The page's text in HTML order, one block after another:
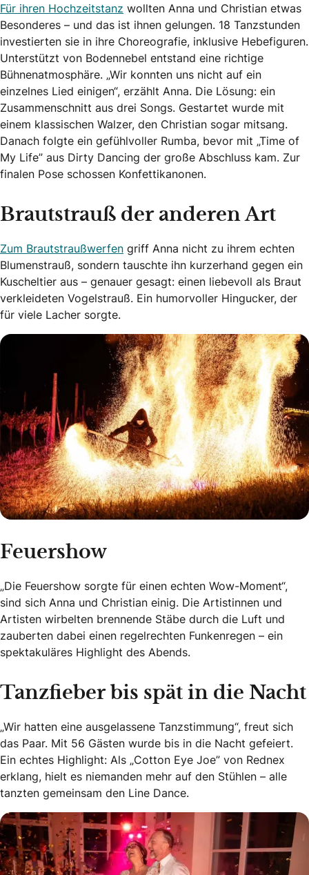
Für ihren Hochzeitstanz wollten Anna und Christian etwas
Besonderes – und das ist ihnen gelungen. 18 Tanzstunden
investierten sie in ihre Choreografie, inklusive Hebefiguren.
Unterstützt von Bodennebel entstand eine richtige
Bühnenatmosphäre. „Wir konnten uns nicht auf ein
einzelnes Lied einigen“, erzählt Anna. Die Lösung: ein
Zusammenschnitt aus drei Songs. Gestartet wurde mit
einem klassischen Walzer, den Christian sogar mitsang.
Danach folgte ein gefühlvoller Rumba, bevor mit „Time of
My Life” aus Dirty Dancing der große Abschluss kam. Zur
finalen Pose schossen Konfettikanonen.
Brautstrauß der anderen Art
Zum Brautstraußwerfen griff Anna nicht zu ihrem echten
Blumenstrauß, sondern tauschte ihn kurzerhand gegen ein
Kuscheltier aus – genauer gesagt: einen liebevoll als Braut
verkleideten Vogelstrauß. Ein humorvoller Hingucker, der
für viele Lacher sorgte.
Feuershow
„Die Feuershow sorgte für einen echten Wow-Moment“,
sind sich Anna und Christian einig. Die Artistinnen und
Artisten wirbelten brennende Stäbe durch die Luft und
zauberten dabei einen regelrechten Funkenregen – ein
spektakuläres Highlight des Abends.
Tanzfieber bis spät in die Nacht
„Wir hatten eine ausgelassene Tanzstimmung“, freut sich
das Paar. Mit 56 Gästen wurde bis in die Nacht gefeiert.
Ein echtes Highlight: Als „Cotton Eye Joe” von Rednex
erklang, hielt es niemanden mehr auf den Stühlen – alle
tanzten gemeinsam den Line Dance.